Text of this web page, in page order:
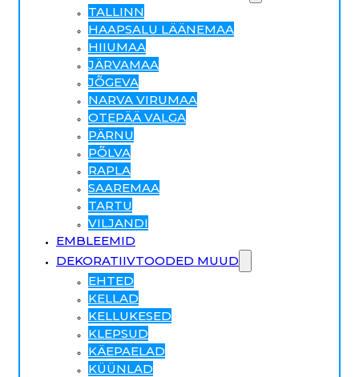
TALLINN
HAAPSALU LÄÄNEMAA
HIIUMAA
JÄRVAMAA
JÕGEVA
NARVA VIRUMAA
OTEPÄÄ VALGA
PÄRNU
PÕLVA
RAPLA
SAAREMAA
TARTU
VILJANDI
EMBLEEMID
DEKORATIIVTOODED MUUD
EHTED
KELLAD
KELLUKESED
KLEPSUD
KÄEPAELAD
KÜÜNLAD